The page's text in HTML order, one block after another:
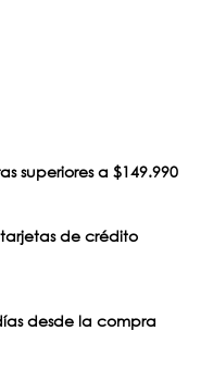
superiores a $149.990
de crédito
desde la compra